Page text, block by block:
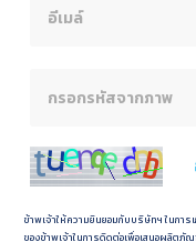
ข้าพเจ้าให้ความยินยอมกับบริษัทฯ ในการ
ของข้าพเจ้าในการดิดต่อเพื่อเสนอผลิตภั